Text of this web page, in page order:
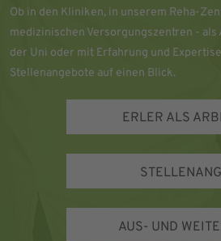
Ob in den Kliniken, in unserem Reha-
medizinischen Versorgungszentren -
der Uni oder mit Erfahrung und
Stellenangebote auf einen Blick.
ERLER ALS
AUS- UND